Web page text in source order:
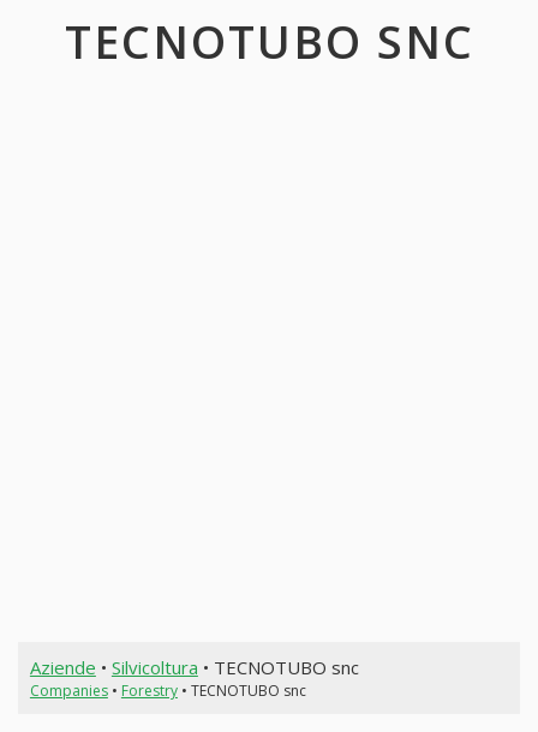
TECNOTUBO SNC
Aziende • Silvicoltura • TECNOTUBO snc
Companies• Forestry• TECNOTUBO snc